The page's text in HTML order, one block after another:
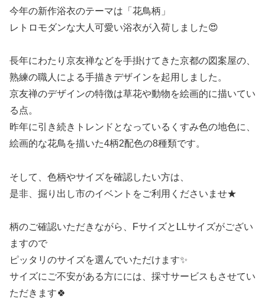
今年の新作浴衣のテーマは「花鳥柄」
レトロモダンな大人可愛い浴衣が入荷しました😍
長年にわたり京友禅などを手掛けてきた京都の図案屋の、
熟練の職人による手描きデザインを起用しました。
京友禅のデザインの特徴は草花や動物を絵画的に描いてい
る点。
昨年に引き続きトレンドとなっているくすみ色の地色に、
絵画的な花鳥を描いた4柄2配色の8種類です。
そして、色柄やサイズを確認したい方は、
是非、掘り出し市のイベントをご利用くださいませ★
柄のご確認いただきながら、FサイズとLLサイズがござい
ますので
ピッタリのサイズを選んでいただけます✨
サイズにご不安がある方にには、採寸サービスもさせてい
ただきます🍀